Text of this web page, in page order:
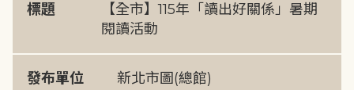
標題
【全市】115年「讀出好關係」暑期
閱讀活動
發布單位 新北市圖(總館)